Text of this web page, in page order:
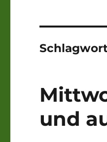
und